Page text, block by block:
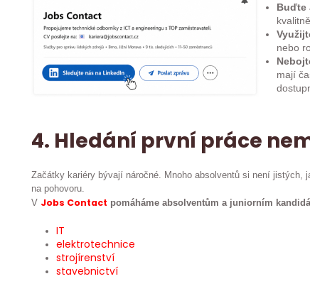
Buďte
nebo
mají
4. Hledání první práce
Začátky kariéry bývají náročné. Mnoho absolventů si není jistých,
na pohovoru.
V Jobs Contact pomáháme absolventům a juniorním
IT
elektrotechnice
strojírenství
stavebnictví